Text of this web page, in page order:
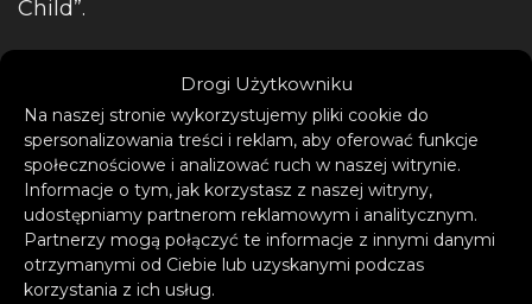
Drogi Użytkowniku
Na naszej stronie wykorzystujemy pliki cookie do
spersonalizowania treści i reklam, aby oferować funkcje
społecznościowe i analizować ruch w naszej witrynie.
Informacje o tym, jak korzystasz z naszej witryny,
udostępniamy partnerom reklamowym i analitycznym.
Partnerzy mogą połączyć te informacje z innymi danymi
otrzymanymi od Ciebie lub uzyskanymi podczas
korzystania z ich usług.
Child”.